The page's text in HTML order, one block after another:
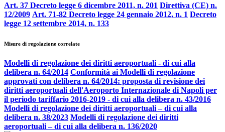
Art. 37 Decreto legge 6 dicembre 2011, n. 201 Direttiva (CE) n.
12/2009 Art. 71-82 Decreto legge 24 gennaio 2012, n. 1 Decreto
legge 12 settembre 2014, n. 133
Misure di regolazione correlate
Modelli di regolazione dei diritti aeroportuali - di cui alla
delibera n. 64/2014 Conformità ai Modelli di regolazione
approvati con delibera n. 64/2014: proposta di revisione dei
diritti aeroportuali dell'Aeroporto Internazionale di Napoli per
il periodo tariffario 2016-2019 - di cui alla delibera n. 43/2016
Modelli di regolazione dei diritti aeroportuali – di cui alla
delibera n. 38/2023 Modelli di regolazione dei diritti
aeroportuali – di cui alla delibera n. 136/2020